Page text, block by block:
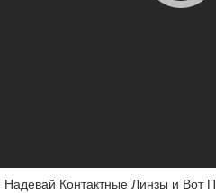
Надевай Контактные Линзы и Вот